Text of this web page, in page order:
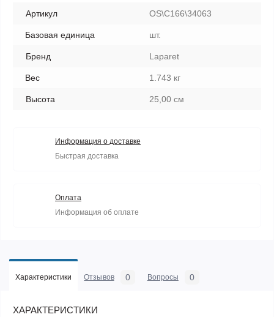
Артикул OS\C166\34063
Базовая единица шт.
Бренд Laparet
Вес 1.743 кг
Высота 25,00 см
Информация о доставке
Быстрая доставка
Оплата
Информация об оплате
Характеристики Отзывов 0 Вопросы 0
ХАРАКТЕРИСТИКИ